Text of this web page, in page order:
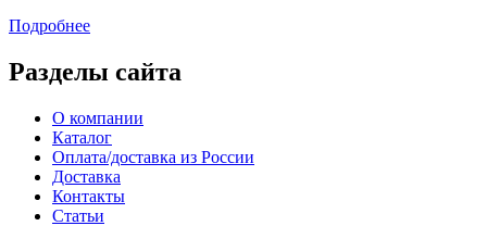
Подробнее
Разделы сайта
О компании
Каталог
Оплата/доставка из России
Доставка
Контакты
Статьи